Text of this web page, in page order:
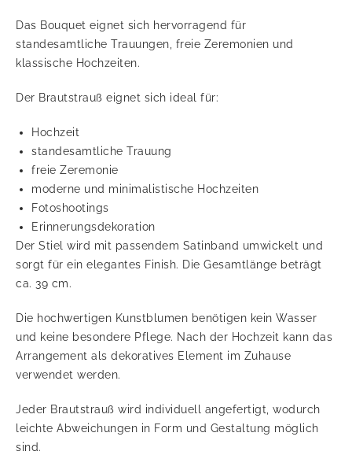
Das Bouquet eignet sich hervorragend für
standesamtliche Trauungen, freie Zeremonien und
klassische Hochzeiten.
Der Brautstrauß eignet sich ideal für:
Hochzeit
standesamtliche Trauung
freie Zeremonie
moderne und minimalistische Hochzeiten
Fotoshootings
Erinnerungsdekoration
Der Stiel wird mit passendem Satinband umwickelt und
sorgt für ein elegantes Finish. Die Gesamtlänge beträgt
ca. 39 cm.
Die hochwertigen Kunstblumen benötigen kein Wasser
und keine besondere Pflege. Nach der Hochzeit kann das
Arrangement als dekoratives Element im Zuhause
verwendet werden.
Jeder Brautstrauß wird individuell angefertigt, wodurch
leichte Abweichungen in Form und Gestaltung möglich
sind.